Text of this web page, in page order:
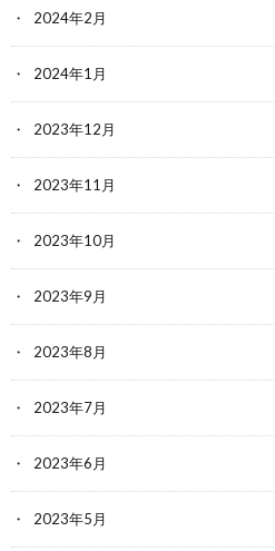
2024年2月
2024年1月
2023年12月
2023年11月
2023年10月
2023年9月
2023年8月
2023年7月
2023年6月
2023年5月